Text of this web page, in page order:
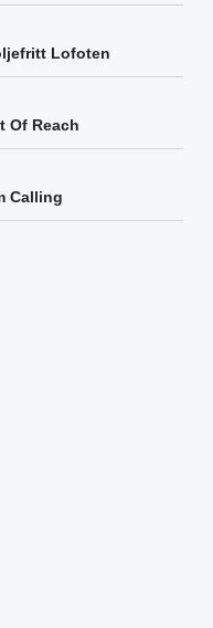
Lofoten
Of Reach
Calling